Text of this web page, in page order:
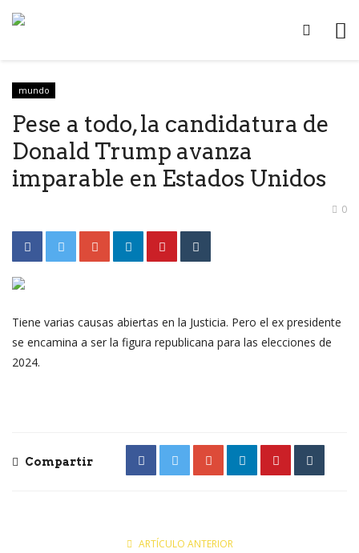
mundo
Pese a todo, la candidatura de
Donald Trump avanza
imparable en Estados Unidos
0
Tiene varias causas abiertas en la Justicia. Pero el ex presidente
se encamina a ser la figura republicana para las elecciones de
2024.
Compartir
ARTÍCULO ANTERIOR